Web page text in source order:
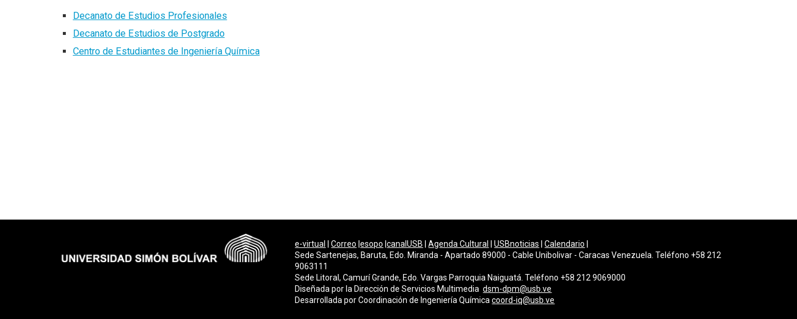
Decanato de Estudios Profesionales
Decanato de Estudios de Postgrado
Centro de Estudiantes de Ingeniería Química
e-virtual |Correo |esopo |canalUSB |Agenda Cultural |USBnoticias |Calendario
Sede Sartenejas, Baruta, Edo. Miranda - Apartado 89000 - Cable Unibolivar - Caracas Venezuela. Teléfono +58 212
9063111
Sede Litoral, Camurí Grande, Edo. Vargas Parroquia Naiguatá. Teléfono +58 212 9069000
Diseñada por la Dirección de Servicios Multimediadsm-dpm@usb.ve
Desarrollada porCoordinación de Ingeniería Químicacoord-iq@usb.ve